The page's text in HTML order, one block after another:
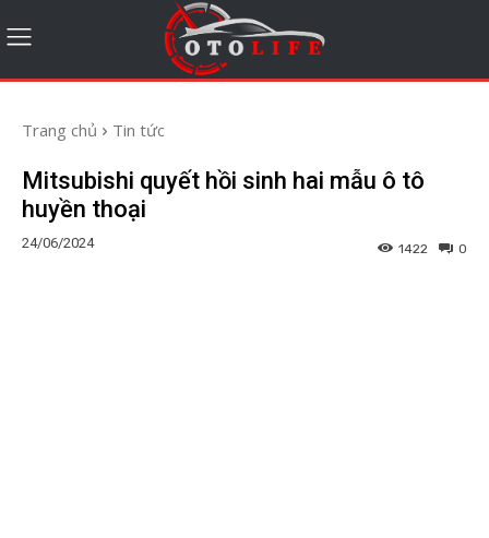
Trang chủ Tin tức
Mitsubishi quyết hồi sinh hai mẫu ô tô
huyền thoại
24/06/2024 0
1422